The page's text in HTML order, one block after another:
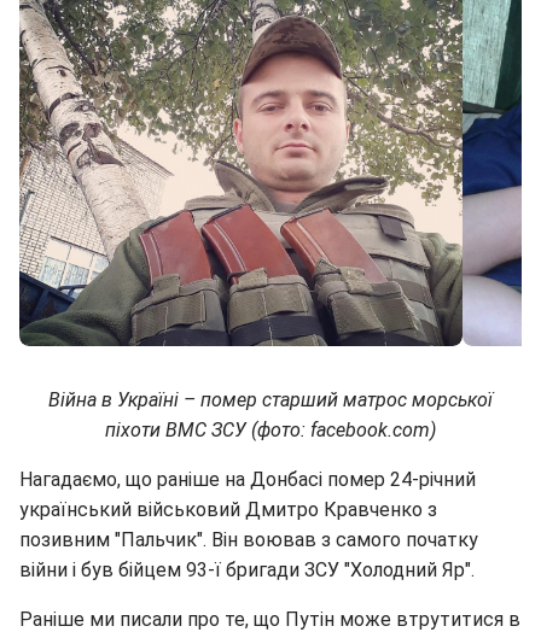
Війна в Україні – помер старший матрос морської
піхоти ВМС ЗСУ (фото: facebook.com)
Нагадаємо, що раніше на Донбасі помер 24-річний
український військовий Дмитро Кравченко з
позивним "Пальчик". Він воював з самого початку
війни і був бійцем 93-ї бригади ЗСУ "Холодний Яр".
Раніше ми писали про те, що Путін може втрутитися в